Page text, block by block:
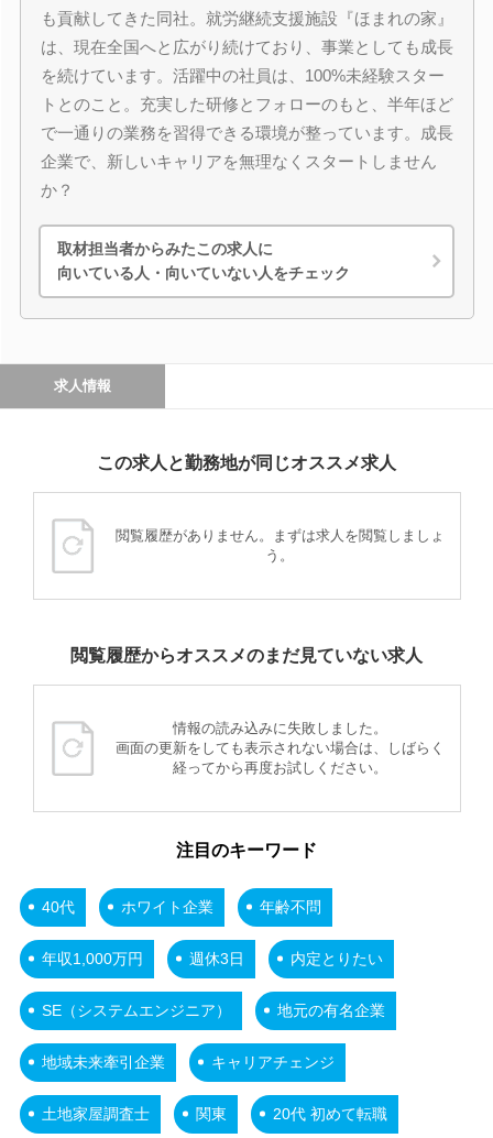
も貢献してきた同社。就労継続支援施設『ほまれの家』
は、現在全国へと広がり続けており、事業としても成長
を続けています。活躍中の社員は、100%未経験スター
トとのこと。充実した研修とフォローのもと、半年ほど
で一通りの業務を習得できる環境が整っています。成長
企業で、新しいキャリアを無理なくスタートしません
か？
取材担当者からみたこの求人に
向いている人・向いていない人をチェック
求人情報
この求人と勤務地が同じオススメ求人
閲覧履歴がありません。まずは求人を閲覧しましょ
う。
閲覧履歴からオススメのまだ見ていない求人
情報の読み込みに失敗しました。
画面の更新をしても表示されない場合は、しばらく
経ってから再度お試しください。
注目のキーワード
40代 ホワイト企業 年齢不問
年収1,000万円 週休3日 内定とりたい
SE（システムエンジニア） 地元の有名企業
地域未来牽引企業 キャリアチェンジ
土地家屋調査士 関東 20代 初めて転職